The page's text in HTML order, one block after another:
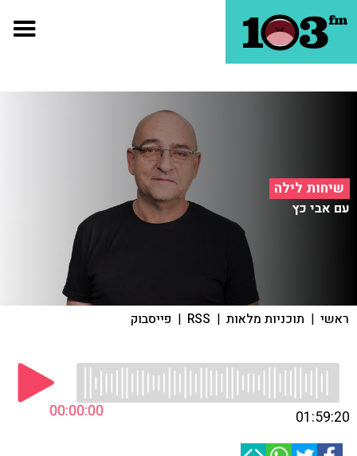
שיחות לילה
עם אבי כץ
ראשי | תוכניות מלאות |
RSS
| פייסבוק
00:00:00 01:59:20